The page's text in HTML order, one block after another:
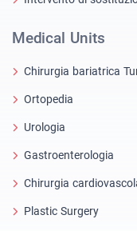
Medical Units
Chirurgia bariatrica
Ortopedia
Urologia
Gastroenterologia
Chirurgia
Plastic Surgery